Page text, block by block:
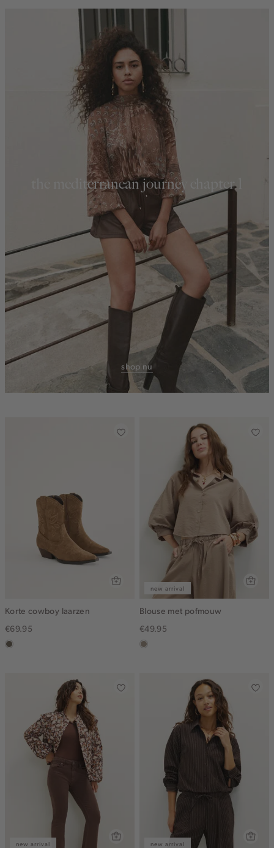
the mediterranean journey chapter 1
shop nu
Korte cowboy laarzen
€69.95
middenbruin
new arrival
Blouse met pofmouw
€49.95
taupe,
new arrival new arrival